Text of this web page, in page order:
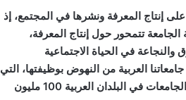
إنتاج المعرفة ونشرها في المجتمع، إذ
تتمحور حول إنتاج المعرفة،
والنجاعة في الحياة الاجتماعية
العربية من النهوض بوظيفتها، التي
لا يحددها فقط تدني مخصصات التعليم والبحث العلمي، حيث لا تتجاوز ميزانية أضخم الجامعات في البلدان العربية 100 مليون